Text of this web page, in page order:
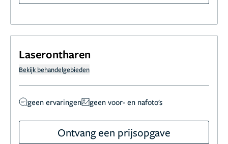
Laserontharen
Bekijk behandelgebieden
geen ervaringen geen voor- en nafoto's
Ontvang een prijsopgave